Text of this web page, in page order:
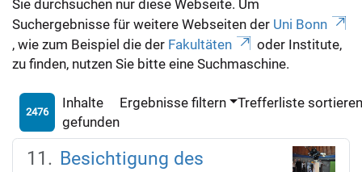
Sie durchsuchen nur diese Webseite. Um
Suchergebnisse für weitere Webseiten der Uni Bonn
, wie zum Beispiel die der Fakultäten
oder Institute,
zu finden, nutzen Sie bitte eine Suchmaschine.
2476
Inhalte
gefunden
Ergebnisse filtern Trefferliste
Besichtigung des